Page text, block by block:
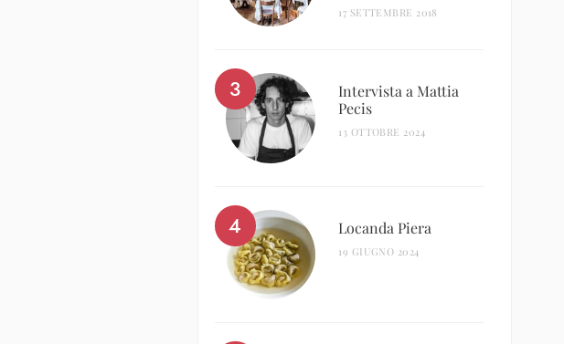
17 SETTEMBRE 2018
Intervista a Mattia
Pecis
13 OTTOBRE 2024
Locanda Piera
19 GIUGNO 2024